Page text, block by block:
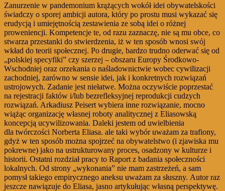
Zanurzenie w pandemonium krążących wokół idei obywatelskości
świadczy o sporej ambicji autora, który po prostu musi wykazać się
erudycją i umiejętnością zestawienia ze sobą idei o różnej
proweniencji. Kompetencje te, od razu zaznaczę, nie są mu obce, co
stwarza przestanki do stwierdzenia, iż w ten sposób wnosi swój
wkład do teorii społecznej. Po drugie, bardzo trudno oderwać się od
„polskiej specyfiki” czy szerzej – obszaru Europy Środkowo-
Wschodniej oraz orzekania o naśladownictwie wobec cywilizacji
zachodniej, zarówno w sensie idei, jak i konkretnych rozwiązań
ustrojowych. Zadanie jest niełatwe. Można oczywiście poprzestać
na rejestracji faktów i/lub bezrefleksyjnej reprodukcji cudzych
rozwiązań. Arkadiusz Peisert wybiera inne rozwiązanie, mocno
wiążąc organizację własnej roboty analitycznej z Eliasowską
koncepcją ucywilizowania. Daleki jestem od uwielbienia
dla twórczości Norberta Eliasa. ale taki wybór uważam za trafiony,
gdyż w ten sposób można spojrzeć na obywatelstwo (i zjawiska mu
pokrewne) jako na ustrukturowany proces, osadzony w kulturze i
historii. Ostatni rozdział pracy to Raport z badania społeczności
lokalnych. Od strony „wykonania” nie mam zastrzeżeń, a sam
pomysł takiego empirycznego aneksu uważam za słuszny. Autor raz
jeszcze nawiązuje do Eliasa, jasno artykułując własną perspektywę.